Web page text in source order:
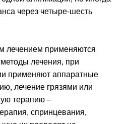
через четыре-шесть
лечением применяются
лечения, при
применяют аппаратные
лечение грязями или
терапию –
спринцевания,